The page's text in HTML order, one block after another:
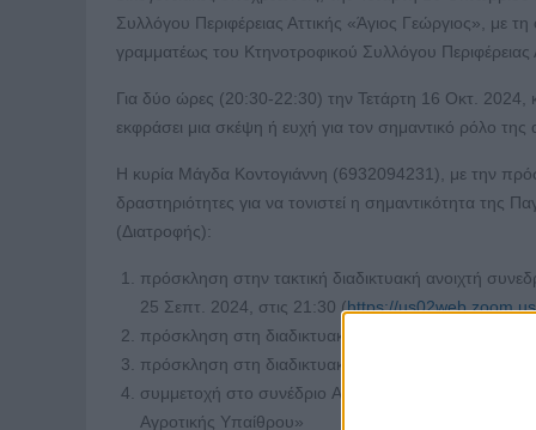
Συλλόγου Περιφέρειας Αττικής «Άγιος Γεώργιος», με
γραμματέως του Κτηνοτροφικού Συλλόγου Περιφέρειας
Για δύο ώρες (20:30-22:30) την Τετάρτη 16 Οκτ. 2024,
εκφράσει μια σκέψη ή ευχή για τον σημαντικό ρόλο
Η κυρία Μάγδα Κοντογιάννη (6932094231), με την
δραστηριότητες για να τονιστεί η σημαντικότητα
(Διατροφής):
πρόσκληση στην τακτική διαδικτυακή ανοιχτή
25 Σεπτ. 2024, στις 21:30 (https://
πρόσκληση στη διαδικτυακή συζήτηση την
πρόσκληση στη διαδικτυακή συζήτηση την Τετάρτη
συμμετοχή στο συνέδριο AGROWN, στις 10 Οκτ.
Αγροτικής Υπαίθρου»